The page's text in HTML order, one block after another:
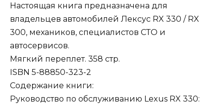
Настоящая книга предназначена для
владельцев автомобилей Лексус RX 330 / RX
300, механиков, специалистов СТО и
автосервисов.
Мягкий переплет. 358 стр.
ISBN 5-88850-323-2
Содержание книги:
Руководство по обслуживанию Lexus RX 330: